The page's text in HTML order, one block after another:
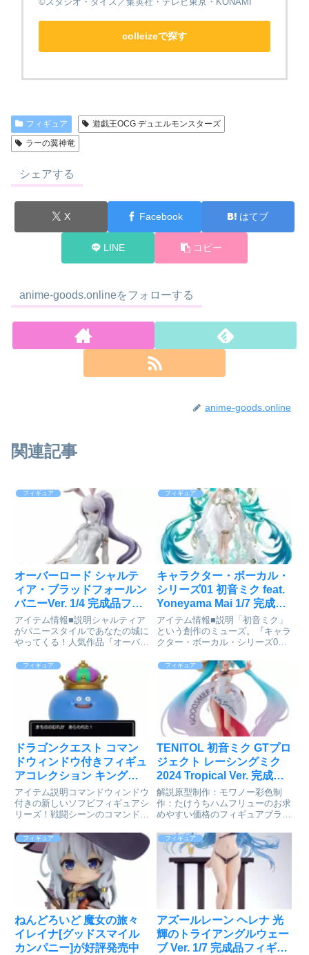
colleizeで探す
フィギュア
遊戯王OCG デュエルモンスターズ
ラーの翼神竜
シェアする
X Facebook はてブ
LINE コピー
anime-goods.onlineをフォローする
anime-goods.online
関連記事
フィギュア
オーバーロード シャルテ
ィア・ブラッドフォールン
バニーVer. 1/4 完成品フィ
ギュア[フリーイング]が予
約受付中
アイテム情報■説明シャルティア
がバニースタイルであなたの城に
やってくる！人気作品『オーバー
ラッドフォールン」がバニーガー
ル姿であなたの元へ！1/4スケー
ルのボリュームに布製網タイツを
使用した豪華仕様でお届けいた...
フィギュア
キャラクター・ボーカル・
シリーズ01 初音ミク feat.
Yoneyama Mai 1/7 完成品
フィギュア[グッドスマイ
ルカンパニー]が予約受付
中
アイテム情報■説明「初音ミク」
という創作のミューズ。『キャラ
クター・ボーカル・シリーズ01
ー米山舞氏がデザインした「初音
ミク」を1/7サイズでスケールフ
ィギュア化。植物等の有機的なモ
チーフが散りばめられた背景...
フィギュア
ドラゴンクエスト コマン
ドウィンドウ付きフィギュ
アコレクション キングス
ライム[スクウェア・エニ
ックス]が予約受付開始
アイテム説明コマンドウィンドウ
付きの新しいソフビフィギュアシ
リーズ！戦闘シーンのコマンドウ
スターのそばに立てかけることが
出来ます。コマンドウィンドウは
モンスターによって内容は様々。
飾った時にドラゴンクエストの
フィギュア
TENITOL 初音ミク GTプロ
ジェクト レーシングミク
2024 Tropical Ver. 完成品
フィギュア[フリュー]が予
約受付中
解説原型制作：モワノー彩色制
作：たけうちハムフリューのお求
めやすい価格のフィギュアブラン
ストレーター、モグモ氏による
『初音ミク GTプロジェクト』の
描き下ろしイラストを立体化！お
馴染みのツインテールや衣装は...
フィギュア
ねんどろいど 魔女の旅々
イレイナ[グッドスマイル
カンパニー]が好評発売中
フィギュア
アズールレーン ヘレナ 光
輝のトライアングルウェー
ブ Ver. 1/7 完成品フィギュ